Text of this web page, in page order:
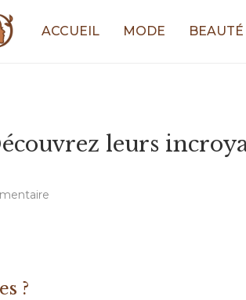
ACCUEIL MODE BEAUTÉ
leurs
?